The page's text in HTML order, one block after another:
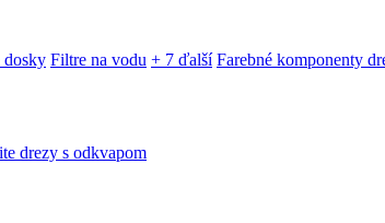
dosky Filtre na vodu + 7 ďalší Farebné komponenty
drezy s odkvapom